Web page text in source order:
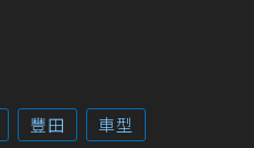
豐田 車型